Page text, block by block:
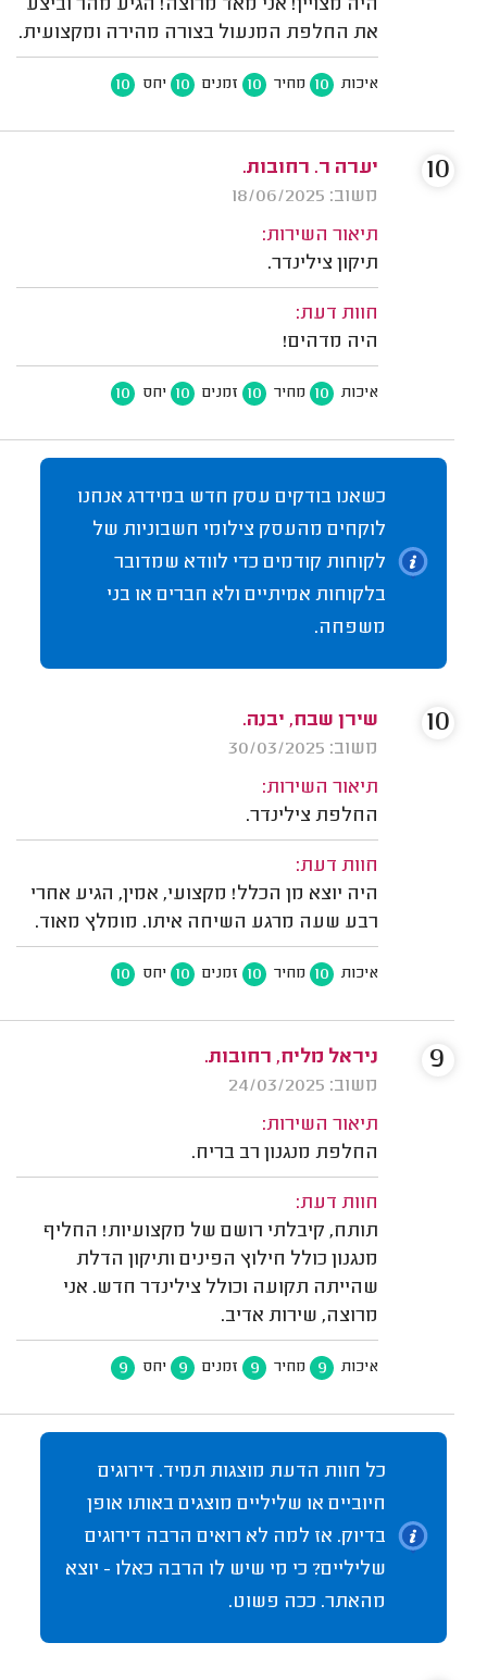
היה מצויין! אני מאד מרוצה! הגיע מהר וביצע
את החלפת המנעול בצורה מהירה ומקצועית.
איכות 10 מחיר 10 זמנים 10 יחס 10
יערה ר. רחובות.
משוב: 18/06/2025
תיאור השירות:
תיקון צילינדר.
חוות דעת:
היה מדהים!
איכות 10 מחיר 10 זמנים 10 יחס 10
10
כשאנו בודקים עסק חדש במידרג אנחנו
לוקחים מהעסק צילומי חשבוניות של
לקוחות קודמים כדי לוודא שמדובר
בלקוחות אמיתיים ולא חברים או בני
משפחה.
שירן שבח, יבנה.
משוב: 30/03/2025
תיאור השירות:
החלפת צילינדר.
חוות דעת:
היה יוצא מן הכלל! מקצועי, אמין, הגיע אחרי
רבע שעה מרגע השיחה איתו. מומלץ מאוד.
איכות 10 מחיר 10 זמנים 10 יחס 10
10
ניראל מליח, רחובות.
משוב: 24/03/2025
תיאור השירות:
החלפת מנגנון רב בריח.
חוות דעת:
תותח, קיבלתי רושם של מקצועיות! החליף
מנגנון כולל חילוץ הפינים ותיקון הדלת
שהייתה תקועה וכולל צילינדר חדש. אני
מרוצה, שירות אדיב.
איכות 9 מחיר 9 זמנים 9 יחס 9
9
כל חוות הדעת מוצגות תמיד. דירוגים
חיוביים או שליליים מוצגים באותו אופן
בדיוק. אז למה לא רואים הרבה דירוגים
שליליים? כי מי שיש לו הרבה כאלו - יוצא
מהאתר. ככה פשוט.